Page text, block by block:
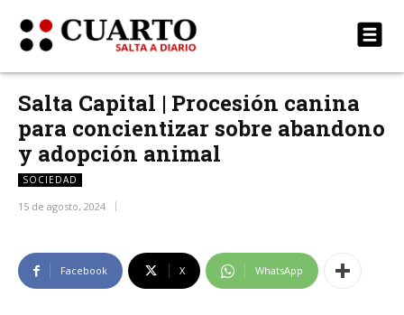
Salta Capital | Procesión canina
para concientizar sobre abandono
y adopción animal
SOCIEDAD
15 de agosto, 2024
Facebook X WhatsApp